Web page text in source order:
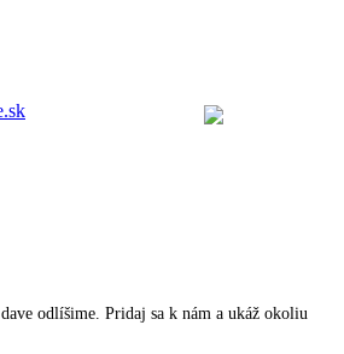
odlíšime. Pridaj sa k nám a ukáž okoliu